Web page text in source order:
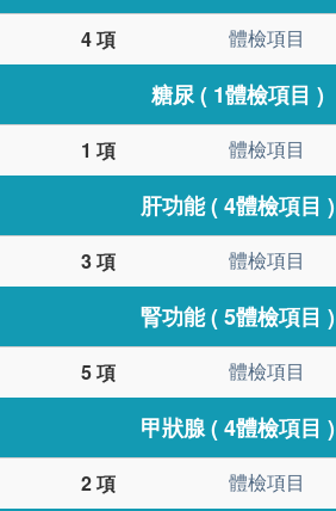
體檢項目
糖尿 ( 1體檢項目 )
體檢項目
肝功能 ( 4體檢項目 )
體檢項目
腎功能 ( 5體檢項目 )
體檢項目
甲狀腺 ( 4體檢項目 )
體檢項目
4 項
1 項
3 項
5 項
2 項